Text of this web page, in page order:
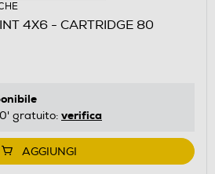
4X6 - CARTRIDGE 80
gratuito: verifica
AGGIUNGI